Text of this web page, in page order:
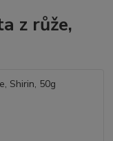
z růže,